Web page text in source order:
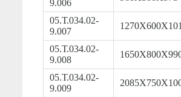
9.006
05.Т.034.02-
9.007
05.Т.034.02-
9.008
05.Т.034.02-
9.009